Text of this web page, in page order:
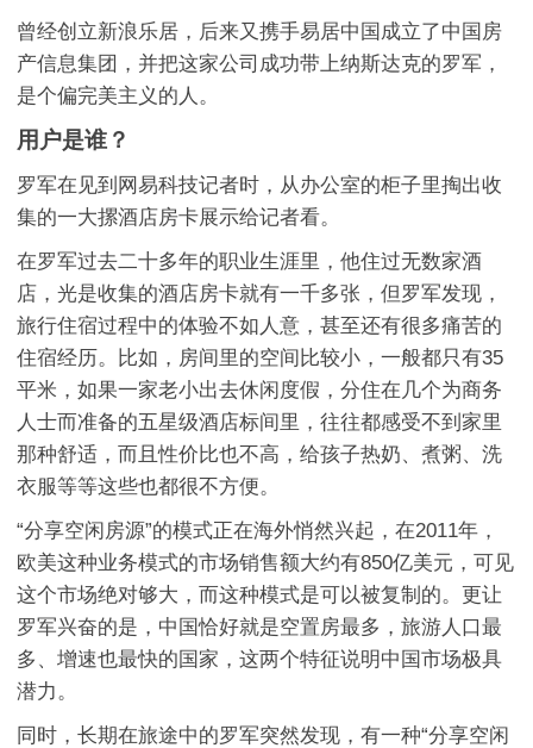
曾经创立新浪乐居，后来又携手易居中国成立了中国房
产信息集团，并把这家公司成功带上纳斯达克的罗军，
是个偏完美主义的人。
用户是谁？
罗军在见到网易科技记者时，从办公室的柜子里掏出收
集的一大摞酒店房卡展示给记者看。
在罗军过去二十多年的职业生涯里，他住过无数家酒
店，光是收集的酒店房卡就有一千多张，但罗军发现，
旅行住宿过程中的体验不如人意，甚至还有很多痛苦的
住宿经历。比如，房间里的空间比较小，一般都只有35
平米，如果一家老小出去休闲度假，分住在几个为商务
人士而准备的五星级酒店标间里，往往都感受不到家里
那种舒适，而且性价比也不高，给孩子热奶、煮粥、洗
衣服等等这些也都很不方便。
“分享空闲房源”的模式正在海外悄然兴起，在2011年，
欧美这种业务模式的市场销售额大约有850亿美元，可见
这个市场绝对够大，而这种模式是可以被复制的。更让
罗军兴奋的是，中国恰好就是空置房最多，旅游人口最
多、增速也最快的国家，这两个特征说明中国市场极具
潜力。
同时，长期在旅途中的罗军突然发现，有一种“分享空闲